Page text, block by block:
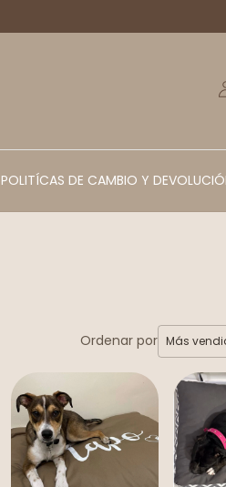
POLITÍCAS DE CAMBIO Y
Ordenar por